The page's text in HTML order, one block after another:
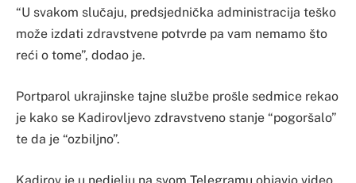
“U svakom slučaju, predsjednička administracija teško
može izdati zdravstvene potvrde pa vam nemamo što
reći o tome”, dodao je.
Portparol ukrajinske tajne službe prošle sedmice rekao
je kako se Kadirovljevo zdravstveno stanje “pogoršalo”
te da je “ozbiljno”.
Kadirov je u nedjelju na svom Telegramu objavio video